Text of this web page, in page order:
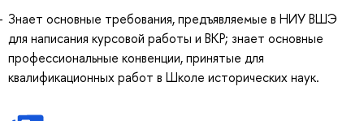
Знает основные требования, предъявляемые в НИУ ВШЭ
для написания курсовой работы и ВКР; знает основные
профессиональные конвенции, принятые для
квалификационных работ в Школе исторических наук.